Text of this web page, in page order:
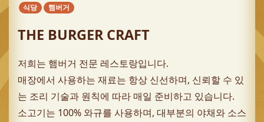
식당 햄버거
THE BURGER CRAFT
저희는 햄버거 전문 레스토랑입니다.
매장에서 사용하는 재료는 항상 신선하며, 신뢰할 수 있
는 조리 기술과 원칙에 따라 매일 준비하고 있습니다.
소고기는 100% 와규를 사용하며, 대부분의 야채와 소스